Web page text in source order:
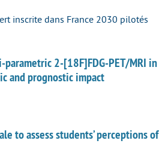
inscrite dans France 2030 pilotés
2-[18F]FDG-PET/MRI in
and prognostic impact
to assess students’ perceptions of